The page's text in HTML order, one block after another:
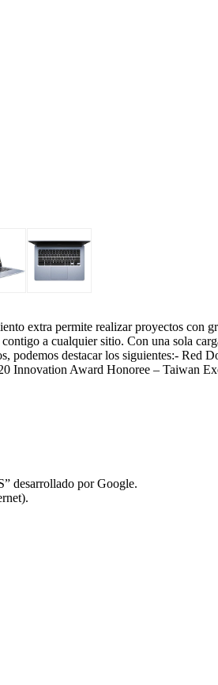
extra permite realizar proyectos con
a cualquier sitio. Con una sola
podemos destacar los siguientes:- Red
Innovation Award Honoree – Taiwan
desarrollado por Google.